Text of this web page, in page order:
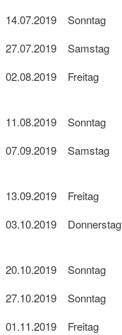
14.07.2019
Sonntag
27.07.2019
Samstag
02.08.2019
Freitag
11.08.2019 Sonntag
07.09.2019
Samstag
13.09.2019 Freitag
03.10.2019
Donnerstag
20.10.2019 Sonntag
27.10.2019
Sonntag
01.11.2019
Freitag